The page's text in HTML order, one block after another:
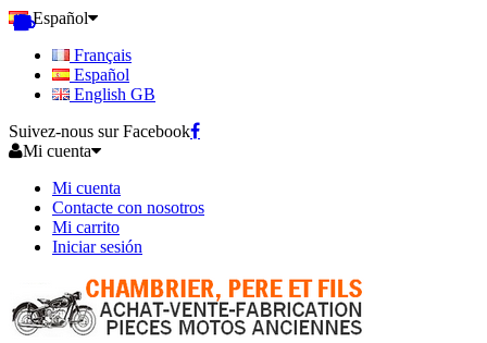
Español
Français
Español
English GB
Suivez-nous sur Facebook
Mi cuenta
Mi cuenta
Contacte con nosotros
Mi carrito
Iniciar sesión